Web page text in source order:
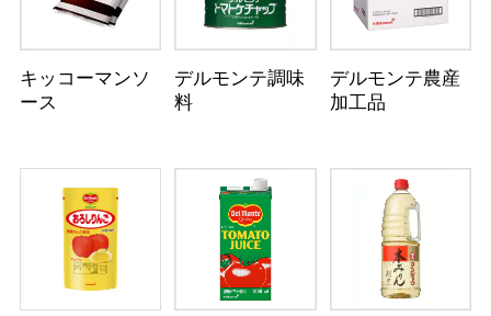
キッコーマンソ
ース
デルモンテ調味
料
デルモンテ農産
加工品